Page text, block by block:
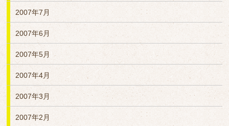
2007年7月
2007年6月
2007年5月
2007年4月
2007年3月
2007年2月